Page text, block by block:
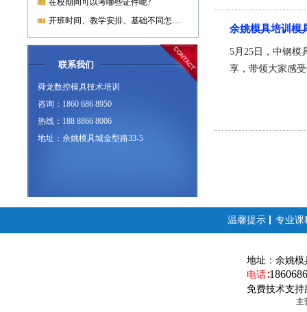
在校期间可以考哪些证件呢?
开班时间、教学安排、基础不同怎样开课?
联系我们
舜龙数控模具技术培训
咨询：1860 686 8950
热线：188 8866 8006
地址：余姚模具城金型路33-5
余姚模具培训模
5月25日，中钢模
享，带领大家感
温馨提示 专业课
地址： 余姚模
电话∶
免费技术支持
主